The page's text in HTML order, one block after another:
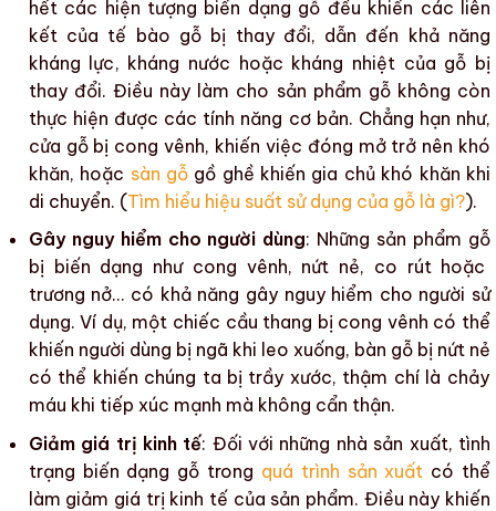
hết các hiện tượng biến dạng gỗ đều khiến các liên
kết của tế bào gỗ bị thay đổi, dẫn đến khả năng
kháng lực, kháng nước hoặc kháng nhiệt của gỗ bị
thay đổi. Điều này làm cho sản phẩm gỗkhông còn
thực hiện được các tính năng cơ bản. Chẳng hạn như,
cửa gỗ bị cong vênh, khiến việc đóng mở trở nên khó
khăn, hoặc sàn gỗgồ ghề khiến gia chủ khó khăn khi
di chuyển. (Tìm hiểu hiệu suất sử dụng của gỗ là gì?).
Gây nguy hiểm cho người dùng: Những sản phẩm gỗ
bị biến dạng như cong vênh, nứt nẻ, co rút hoặc
trương nở… có khả năng gây nguy hiểm cho người sử
dụng. Ví dụ, một chiếc cầu thang bị cong vênh có thể
khiến người dùng bị ngã khi leo xuống, bàn gỗ bị nứt nẻ
có thể khiến chúng ta bị trầy xước, thậm chí là chảy
máu khi tiếp xúc mạnh mà không cẩn thận.
Giảm giá trị kinh tế: Đối với những nhà sản xuất, tình
trạng biến dạng gỗ trong quá trình sản xuất có thể
làm giảm giá trị kinh tế của sản phẩm. Điều này khiến